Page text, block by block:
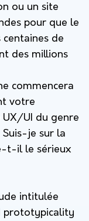
ou un site
pour que le
de
des millions
commencera
votre
UI du genre
Suis-je sur la
t-il le sérieux
intitulée
prototypicality